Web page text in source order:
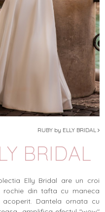
RUBY by ELLY BRIDAL
BRIDAL
Elly Bridal are un croi
rochie din tafta cu maneca
Dantela ornata cu